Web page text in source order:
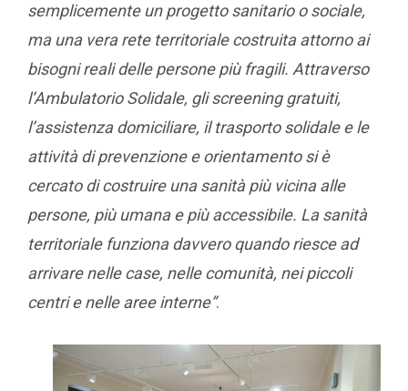
semplicemente un progetto sanitario o sociale,
ma una vera rete territoriale costruita attorno ai
bisogni reali delle persone più fragili. Attraverso
l’Ambulatorio Solidale, gli screening gratuiti,
l’assistenza domiciliare, il trasporto solidale e le
attività di prevenzione e orientamento si è
cercato di costruire una sanità più vicina alle
persone, più umana e più accessibile. La sanità
territoriale funziona davvero quando riesce ad
arrivare nelle case, nelle comunità, nei piccoli
centri e nelle aree interne”.